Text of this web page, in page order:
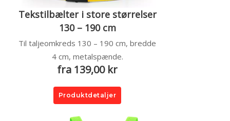
Tekstilbælter i store størrelser
130 – 190 cm
Til taljeomkreds 130 – 190 cm, bredde
4 cm, metalspænde.
fra 139,00 kr
Produktdetaljer